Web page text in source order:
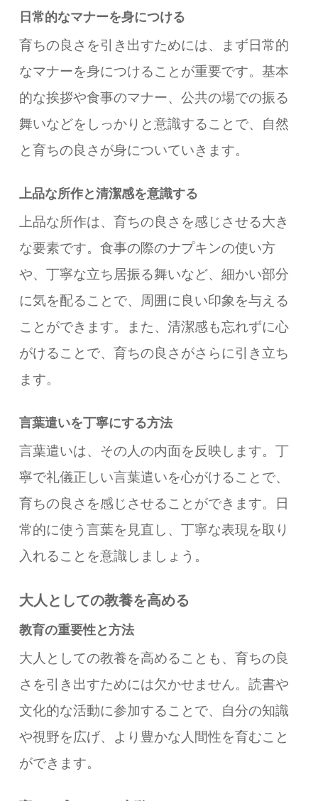
日常的なマナーを身につける
育ちの良さを引き出すためには、まず日常的
なマナーを身につけることが重要です。基本
的な挨拶や食事のマナー、公共の場での振る
舞いなどをしっかりと意識することで、自然
と育ちの良さが身についていきます。
上品な所作と清潔感を意識する
上品な所作は、育ちの良さを感じさせる大き
な要素です。食事の際のナプキンの使い方
や、丁寧な立ち居振る舞いなど、細かい部分
に気を配ることで、周囲に良い印象を与える
ことができます。また、清潔感も忘れずに心
がけることで、育ちの良さがさらに引き立ち
ます。
言葉遣いを丁寧にする方法
言葉遣いは、その人の内面を反映します。丁
寧で礼儀正しい言葉遣いを心がけることで、
育ちの良さを感じさせることができます。日
常的に使う言葉を見直し、丁寧な表現を取り
入れることを意識しましょう。
大人としての教養を高める
教育の重要性と方法
大人としての教養を高めることも、育ちの良
さを引き出すためには欠かせません。読書や
文化的な活動に参加することで、自分の知識
や視野を広げ、より豊かな人間性を育むこと
ができます。